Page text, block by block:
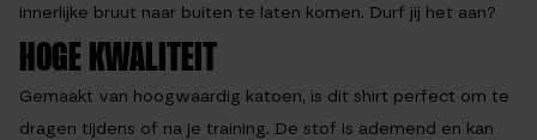
innerlijke bruut naar buiten te laten komen. Durf jij het aan?
HOGE KWALITEIT
Gemaakt van hoogwaardig katoen, is dit shirt perfect om te
dragen tijdens of na je training. De stof is ademend en kan